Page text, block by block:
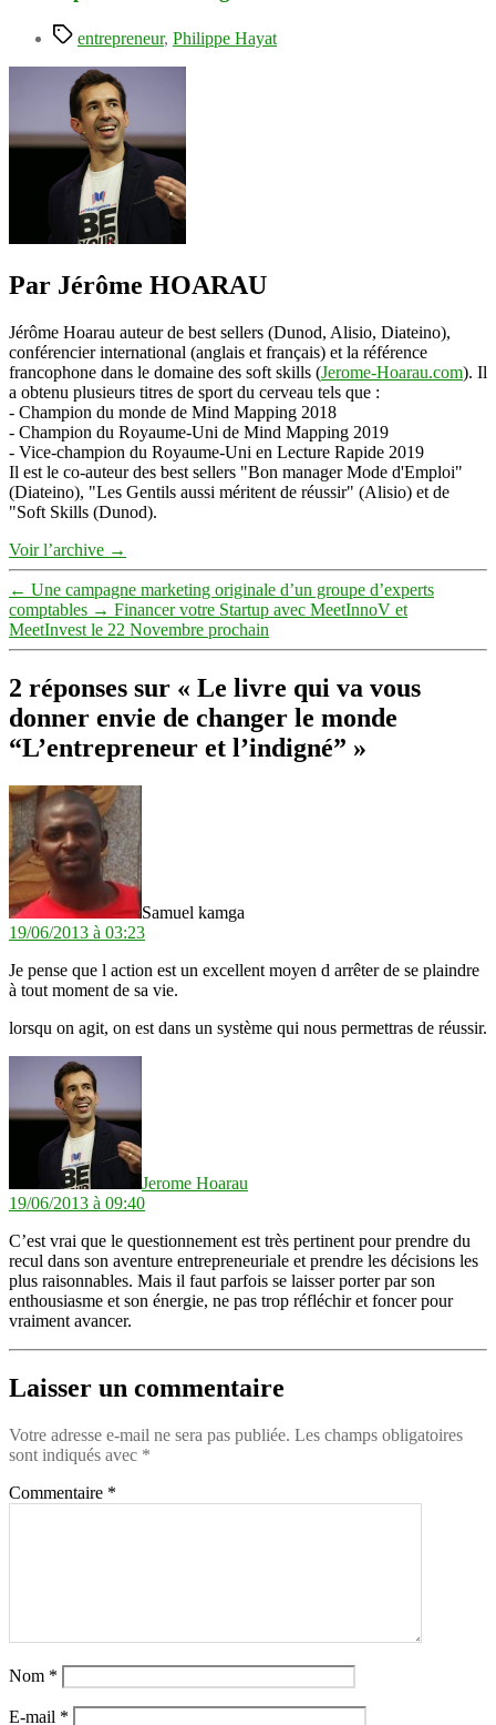
Étiquettes
entrepreneur, Philippe Hayat
Par Jérôme HOARAU
Jérôme Hoarau auteur de best sellers (Dunod, Alisio, Diateino),
conférencier international (anglais et français) et la référence
francophone dans le domaine des soft skills (Jerome-Hoarau.com). Il
a obtenu plusieurs titres de sport du cerveau tels que :
- Champion du monde de Mind Mapping 2018
- Champion du Royaume-Uni de Mind Mapping 2019
- Vice-champion du Royaume-Uni en Lecture Rapide 2019
Il est le co-auteur des best sellers "Bon manager Mode d'Emploi"
(Diateino), "Les Gentils aussi méritent de réussir" (Alisio) et de
"Soft Skills (Dunod).
Voir l’archive →
← Une campagne marketing originale d’un groupe d’experts
comptables → Financer votre Startup avec MeetInnoV et
MeetInvest le 22 Novembre prochain
2 réponses sur « Le livre qui va vous
donner envie de changer le monde
“L’entrepreneur et l’indigné” »
Samuel kamga
19/06/2013 à 03:23
Je pense que l action est un excellent moyen d arrêter de se plaindre
à tout moment de sa vie.
lorsqu on agit, on est dans un système qui nous permettras de réussir.
Jerome Hoarau
19/06/2013 à 09:40
C’est vrai que le questionnement est très pertinent pour prendre du
recul dans son aventure entrepreneuriale et prendre les décisions les
plus raisonnables. Mais il faut parfois se laisser porter par son
enthousiasme et son énergie, ne pas trop réfléchir et foncer pour
vraiment avancer.
Laisser un commentaire
Votre adresse e-mail ne sera pas publiée. Les champs obligatoires
sont indiqués avec *
Commentaire *
Nom *
E-mail *